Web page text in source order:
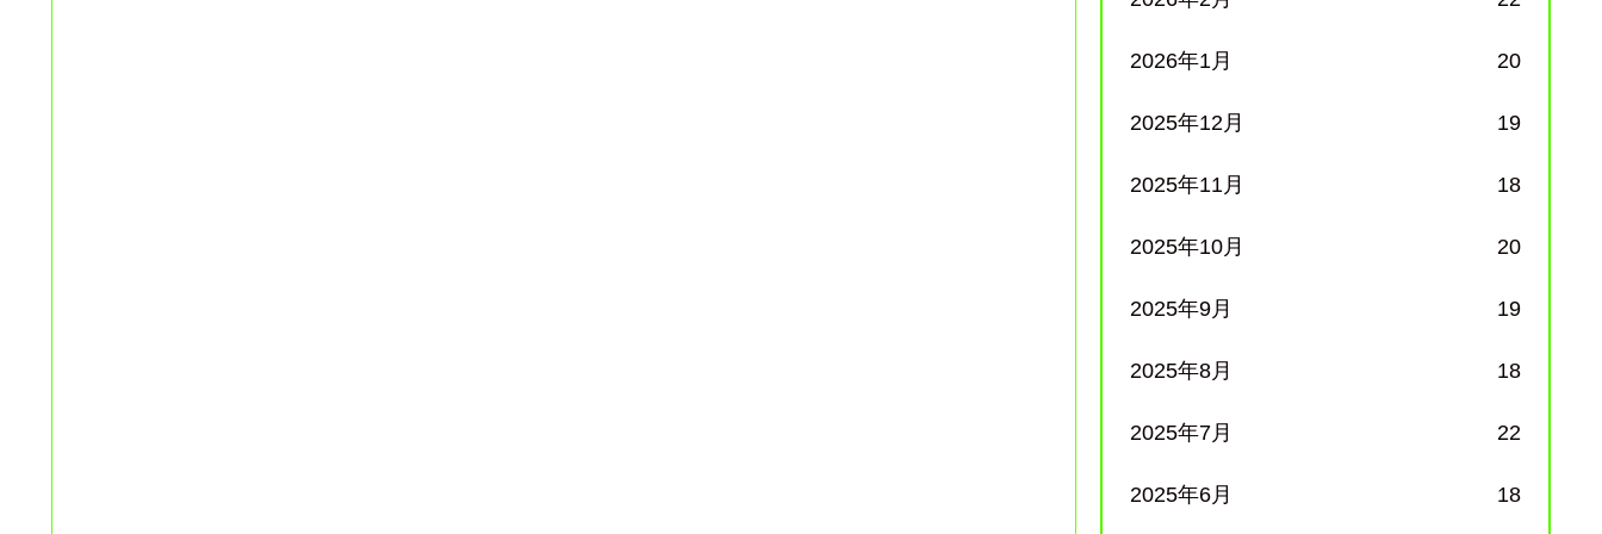
2026年1月 20
2025年12月 19
2025年11月 18
2025年10月 20
2025年9月 19
2025年8月 18
2025年7月 22
2025年6月 18